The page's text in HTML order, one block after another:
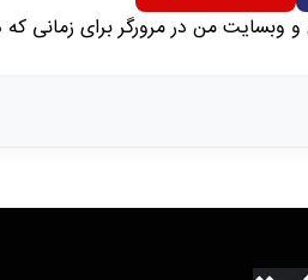
و وبسایت من در مرورگر برای زمانی